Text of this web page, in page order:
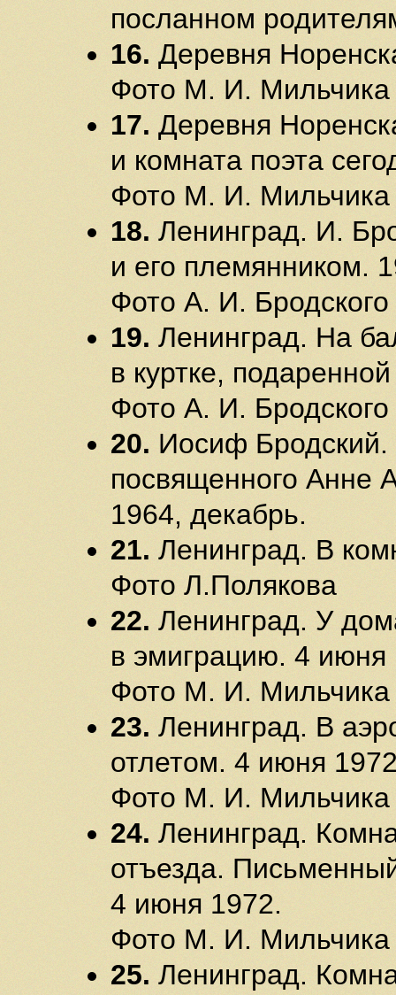
посланном
16. Деревня
Фото М. И. Мильчика
17. Деревня
и комната поэта
Фото М. И. Мильчика
18. Ленинград. И.
и его племянником.
Фото А. И. Бродского
19. Ленинград. На
в куртке,
Фото А. И. Бродского
20. Иосиф Бродский.
посвященного Анне
1964, декабрь.
21. Ленинград. В
Фото Л.Полякова
22. Ленинград. У
в эмиграцию. 4 июня
Фото М. И. Мильчика
23. Ленинград. В
отлетом. 4 июня
Фото М. И. Мильчика
24. Ленинград.
отъезда.
4 июня 1972.
Фото М. И. Мильчика
25. Ленинград.